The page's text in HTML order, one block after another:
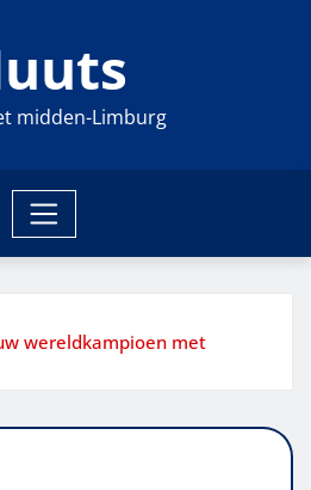
midden-Limburg
wereldkampioen met